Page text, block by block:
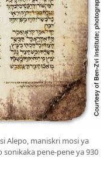
Alepo, maniskri mosi ya
pene-pene ya 930